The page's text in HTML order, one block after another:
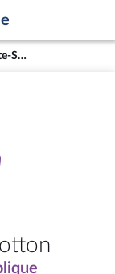
Mme Véronique Riotton - Haute-Savoie (1re circonscription)